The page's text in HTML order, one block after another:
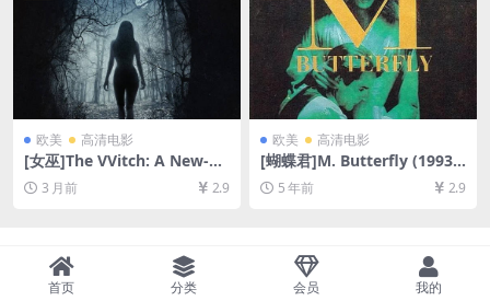
欧美 高清电影
[女巫]The VVitch: A New-En
gland Folktale (2015)[百度
网盘+夸克网盘1080P超清未
3 月前 2.9
欧美 高清电影
[蝴蝶君]M. Butterfly (1993)
[百度网盘+迅雷云盘资源1080
P超清][MP4/5.1GB][英语中
5 年前 2.9
首页 分类 会员 我的